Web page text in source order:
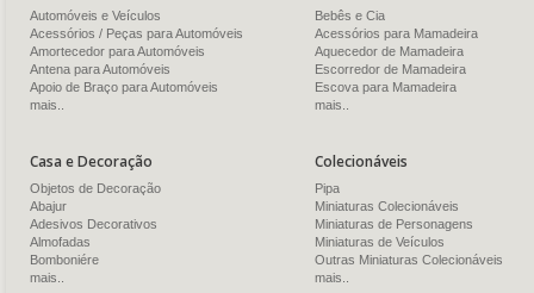
Automóveis e Veículos
Acessórios / Peças para Automóveis
Amortecedor para Automóveis
Antena para Automóveis
Apoio de Braço para Automóveis
mais..
Bebês e Cia
Acessórios para Mamadeira
Aquecedor de Mamadeira
Escorredor de Mamadeira
Escova para Mamadeira
mais..
Casa e Decoração
Objetos de Decoração
Abajur
Adesivos Decorativos
Almofadas
Bomboniére
mais..
Colecionáveis
Pipa
Miniaturas Colecionáveis
Miniaturas de Personagens
Miniaturas de Veículos
Outras Miniaturas Colecionáveis
mais..